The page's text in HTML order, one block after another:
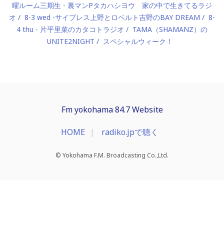
曜ルーム三期生 - 裏マンPタカハシヨウ 家の中で生きてるラジ
オ
8-3 wed -サイプレス上野とロベルト吉野のBAY DREAM
8-
4 thu - 片平里菜のカタコトラジオ
TAMA（SHAMANZ）の
UNITE2NIGHT
スペシャルウィーク！
Fm yokohama 84.7 Website
HOME radiko.jpで聴く
© Yokohama F.M. Broadcasting Co.,Ltd.